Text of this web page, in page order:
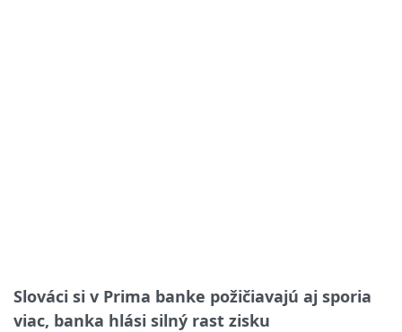
Slováci si v Prima banke požičiavajú aj sporia
viac, banka hlási silný rast zisku